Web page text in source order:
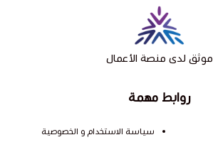
روابط مهمة
سياسة الاستخدام و الخصوصية
موثق لدى منصة الأعمال